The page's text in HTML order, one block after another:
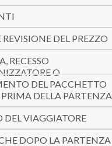
REVISIONE DEL PREZZO
RECESSO
O
DEL PACCHETTO
DELLA PARTENZA
DEL VIAGGIATORE
DOPO LA PARTENZA